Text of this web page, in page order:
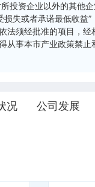
投资企业以外的其他
失或者承诺最低收益”
法须经批准的项目，经
从事本市产业政策禁止
况 公司发展